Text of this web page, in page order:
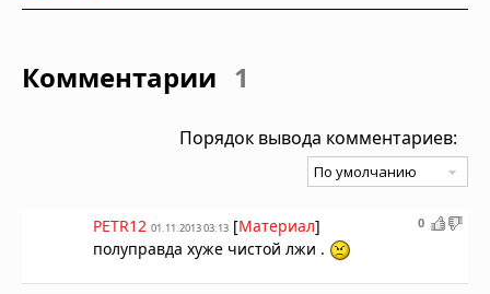
Комментарии 1
Порядок вывода комментариев:
0
PETR12 01.11.2013 03:13 [Материал]
полуправда хуже чистой лжи .